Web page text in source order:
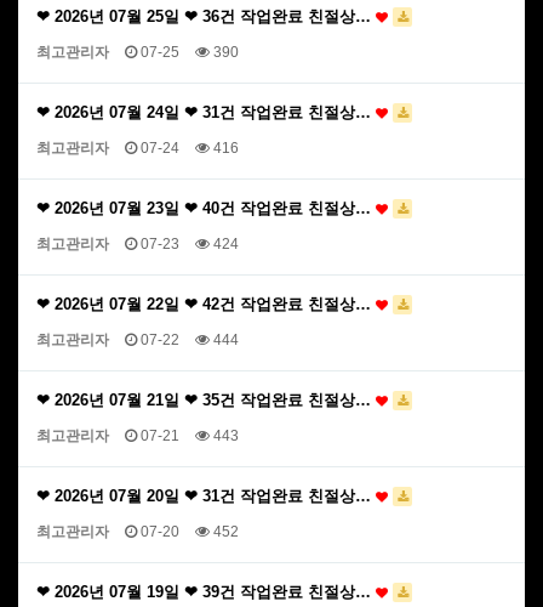
❤ 2026년 07월 25일 ❤ 36건 작업완료 친절상…
최고관리자 07-25 390
❤ 2026년 07월 24일 ❤ 31건 작업완료 친절상…
최고관리자 07-24 416
❤ 2026년 07월 23일 ❤ 40건 작업완료 친절상…
최고관리자 07-23 424
❤ 2026년 07월 22일 ❤ 42건 작업완료 친절상…
최고관리자 07-22 444
❤ 2026년 07월 21일 ❤ 35건 작업완료 친절상…
최고관리자 07-21 443
❤ 2026년 07월 20일 ❤ 31건 작업완료 친절상…
최고관리자 07-20 452
❤ 2026년 07월 19일 ❤ 39건 작업완료 친절상…